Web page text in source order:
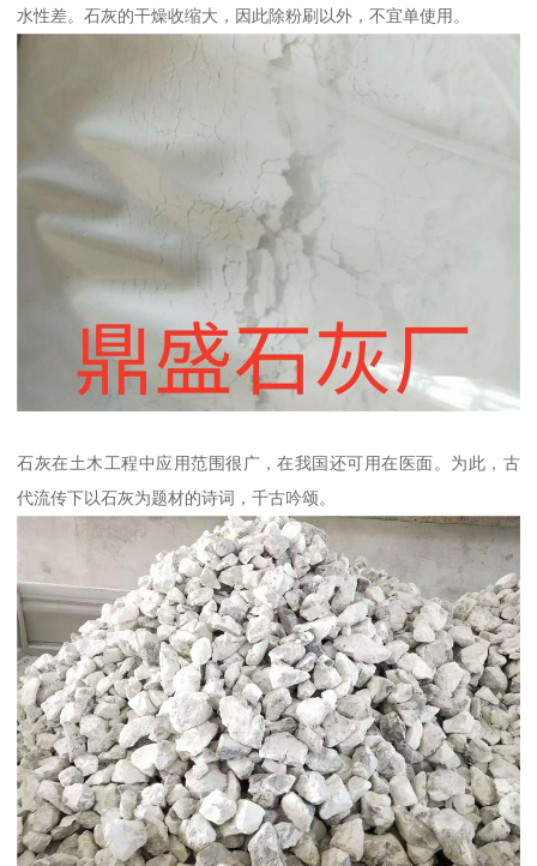
水性差。石灰的干燥收缩大，因此除粉刷以外，不宜单使用。
石灰在土木工程中应用范围很广，在我国还可用在医面。为此，古
代流传下以石灰为题材的诗词，千古吟颂。